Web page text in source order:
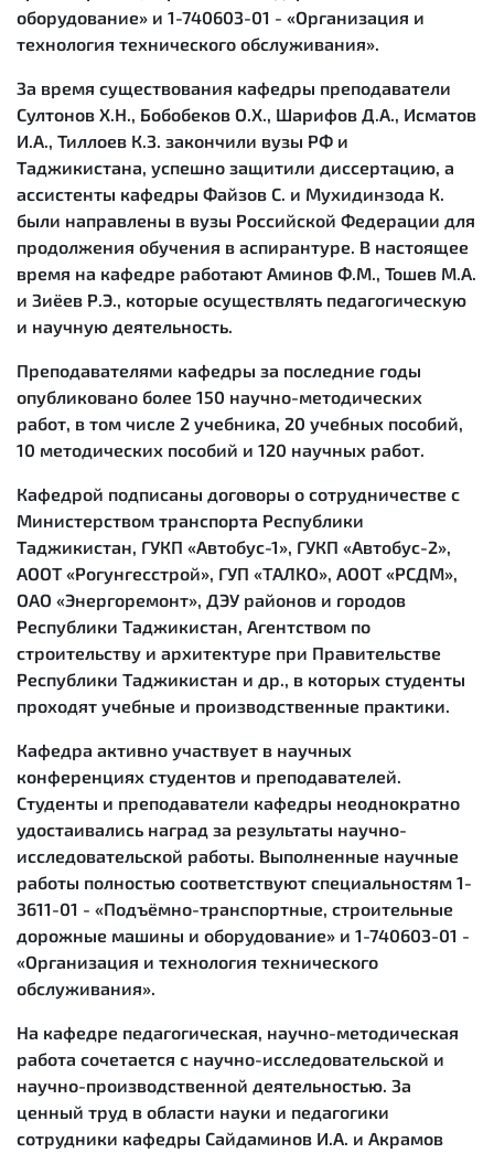
оборудование» и 1-740603-01 - «Организация и
технология технического обслуживания».
За время существования кафедры преподаватели
Султонов Х.Н., Бобобеков О.Х., Шарифов Д.А., Исматов
И.А., Тиллоев К.З. закончили вузы РФ и
Таджикистана, успешно защитили диссертацию, а
ассистенты кафедры Файзов С. и Мухидинзода К.
были направлены в вузы Российской Федерации для
продолжения обучения в аспирантуре. В настоящее
время на кафедре работают Аминов Ф.М., Тошев М.А.
и Зиёев Р.Э., которые осуществлять педагогическую
и научную деятельность.
Преподавателями кафедры за последние годы
опубликовано более 150 научно-методических
работ, в том числе 2 учебника, 20 учебных пособий,
10 методических пособий и 120 научных работ.
Кафедрой подписаны договоры о сотрудничестве с
Министерством транспорта Республики
Таджикистан, ГУКП «Автобус-1», ГУКП «Автобус-2»,
АООТ «Рогунгесстрой», ГУП «ТАЛКО», АООТ «РСДМ»,
ОАО «Энергоремонт», ДЭУ районов и городов
Республики Таджикистан, Агентством по
строительству и архитектуре при Правительстве
Республики Таджикистан и др., в которых студенты
проходят учебные и производственные практики.
Кафедра активно участвует в научных
конференциях студентов и преподавателей.
Студенты и преподаватели кафедры неоднократно
удостаивались наград за результаты научно-
исследовательской работы. Выполненные научные
работы полностью соответствуют специальностям 1-
3611-01 - «Подъёмно-транспортные, строительные
дорожные машины и оборудование» и 1-740603-01 -
«Организация и технология технического
обслуживания».
На кафедре педагогическая, научно-методическая
работа сочетается с научно-исследовательской и
научно-производственной деятельностью. За
ценный труд в области науки и педагогики
сотрудники кафедры Сайдаминов И.А. и Акрамов